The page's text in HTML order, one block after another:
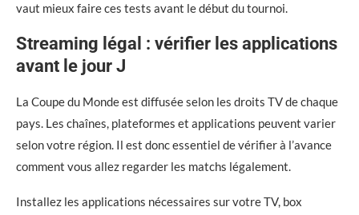
vaut mieux faire ces tests avant le début du tournoi.
Streaming légal : vérifier les applications
avant le jour J
La Coupe du Monde est diffusée selon les droits TV de chaque
pays. Les chaînes, plateformes et applications peuvent varier
selon votre région. Il est donc essentiel de vérifier à l’avance
comment vous allez regarder les matchs légalement.
Installez les applications nécessaires sur votre TV, box